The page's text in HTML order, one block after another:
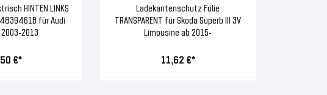
HINTEN LINKS
für Audi
2013
€*
Ladekantenschutz Folie
TRANSPARENT für Skoda Superb III 3V
Limousine ab 2015-
11,62 €*